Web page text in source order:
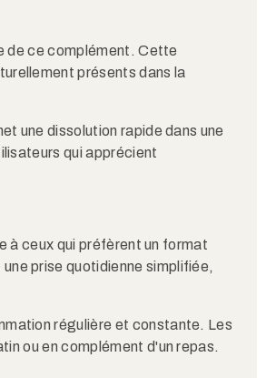
de ce complément. Cette
présents dans la
une dissolution rapide dans une
qui apprécient
à ceux qui préfèrent un format
prise quotidienne simplifiée,
régulière et constante. Les
ou en complément d'un repas.